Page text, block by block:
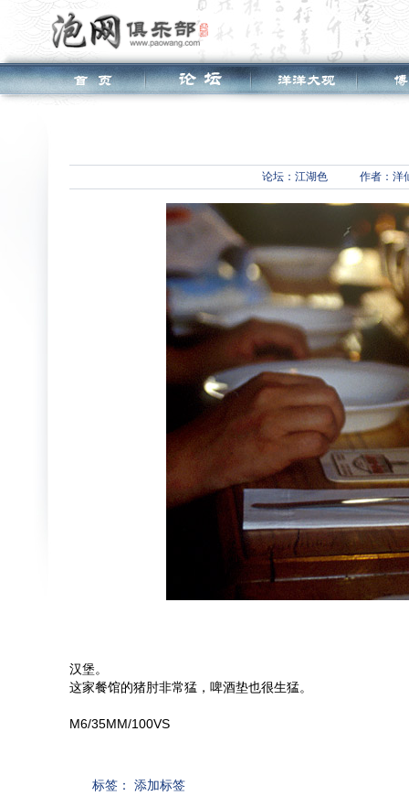
论坛： 江湖色 作者：洋
汉堡。
这家餐馆的猪肘非常猛，啤酒垫也很生猛。
M6/35MM/100VS
标签： 添加标签